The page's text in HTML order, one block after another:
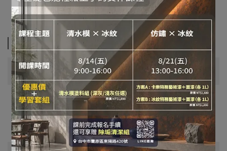
技術資料
適用範圍
有防火需求之室內木質裝潢板材，建築物之室內木質
構造材、牆面、天花板…等，公共場所、居家均可使
用。